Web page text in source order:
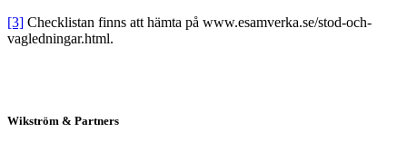
[3] Checklistan finns att hämta på www.esamverka.se/stod-och-
vagledningar.html.
Wikström & Partners